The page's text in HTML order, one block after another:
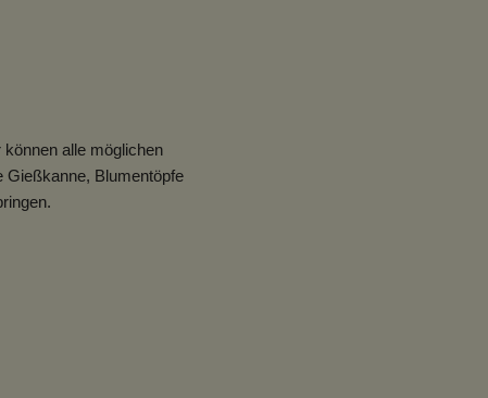
alle möglichen
Gießkanne, Blumentöpfe